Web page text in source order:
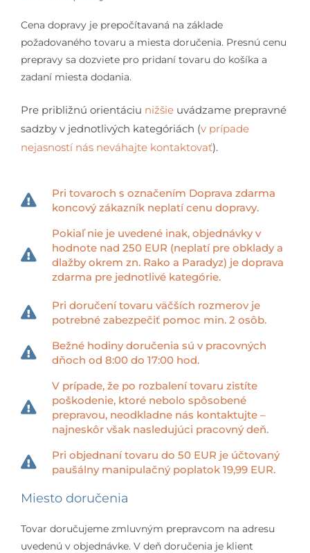
Cena dopravy je prepočítavaná na základe
požadovaného tovaru a miesta doručenia. Presnú cenu
prepravy sa dozviete pro pridaní tovaru do košíka a
zadaní miesta dodania.
Pre približnú orientáciu nižšie uvádzame prepravné
sadzby v jednotlivých kategóriách (v prípade
nejasností nás neváhajte kontaktovať).
Pri tovaroch s označením Doprava zdarma
koncový zákazník neplatí cenu dopravy.
Pokiaľ nie je uvedené inak, objednávky v
hodnote nad 250 EUR (neplatí pre obklady a
dlažby okrem zn. Rako a Paradyz) je doprava
zdarma pre jednotlivé kategórie.
Pri doručení tovaru väčších rozmerov je
potrebné zabezpečiť pomoc min. 2 osôb.
Bežné hodiny doručenia sú v pracovných
dňoch od 8:00 do 17:00 hod.
V prípade, že po rozbalení tovaru zistíte
poškodenie, ktoré nebolo spôsobené
prepravou, neodkladne nás kontaktujte –
najneskôr však nasledujúci pracovný deň.
Pri objednaní tovaru do 50 EUR je účtovaný
paušálny manipulačný poplatok 19,99 EUR.
Miesto doručenia
Tovar doručujeme zmluvným prepravcom na adresu
uvedenú v objednávke. V deň doručenia je klient